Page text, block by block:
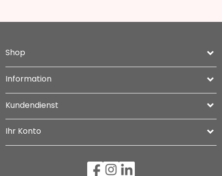
Shop keyboard_arrow_down
Information 
Kundendienst 
Ihr Konto 